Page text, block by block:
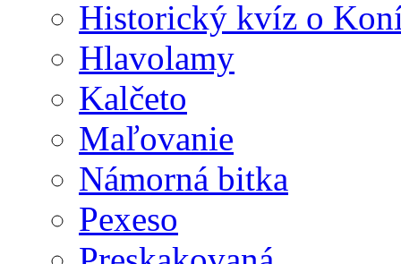
Historický kvíz o
Hlavolamy
Kalčeto
Maľovanie
Námorná bitka
Pexeso